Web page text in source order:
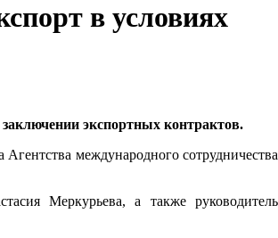
в условиях
экспортных контрактов.
международного сотрудничества
Меркурьева, а также руководитель